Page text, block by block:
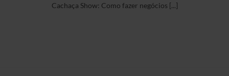
Cachaça Show: Como fazer negócios [...]